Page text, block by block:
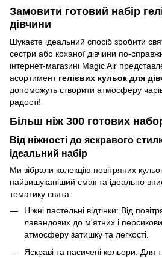
Замовити готовий набір
дівчини
Шукаєте ідеальний спосіб зробити
сестри або коханої дівчини по-
інтернет-магазині Magic Air
асортимент гелієвих кульок для
допоможуть створити атмосферу
радості!
Більш ніж 300 готових
Від ніжності до яскравого
ідеальний набір
Ми зібрали колекцію повітряних
найвишуканіший смак та ідеально
тематику свята:
Ніжні пастельні відтінки: Від
лавандових до м'ятних і
атмосферу затишку та легкості.
Яскраві та насичені кольори: Для